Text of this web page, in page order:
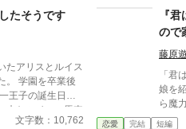
たそうです
たアリスとルイス
。 学園を卒業後
王子の誕生日と
来たルイスの馬車
の運命は変わっ
文字数：10,762
『
ので
です
藤原
「君は
娘を紹
ら魔
は、在
恋愛 完結 短編